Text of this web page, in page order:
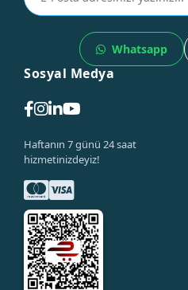
Whatsapp
Sosyal Medya
Haftanın 7 günü 24 saat
hizmetinizdeyiz!